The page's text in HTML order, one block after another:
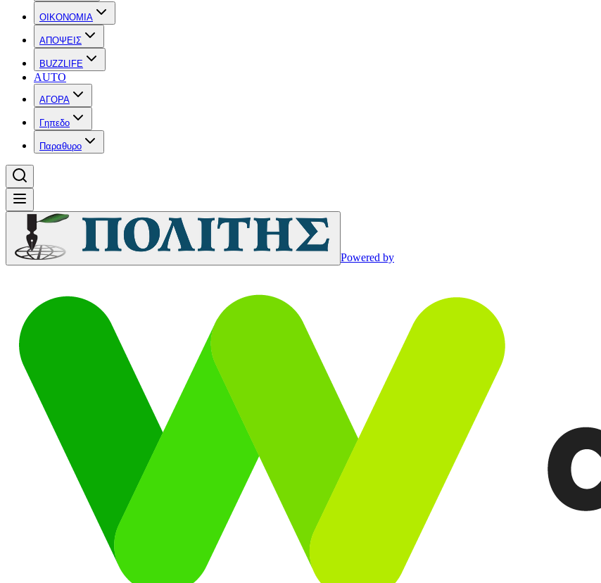
OIKONOMIA
ΑΠΟΨΕΙΣ
BUZZLIFE
AUTO
ΑΓΟΡΑ
Γηπεδο
Παραθυρο
Powered by